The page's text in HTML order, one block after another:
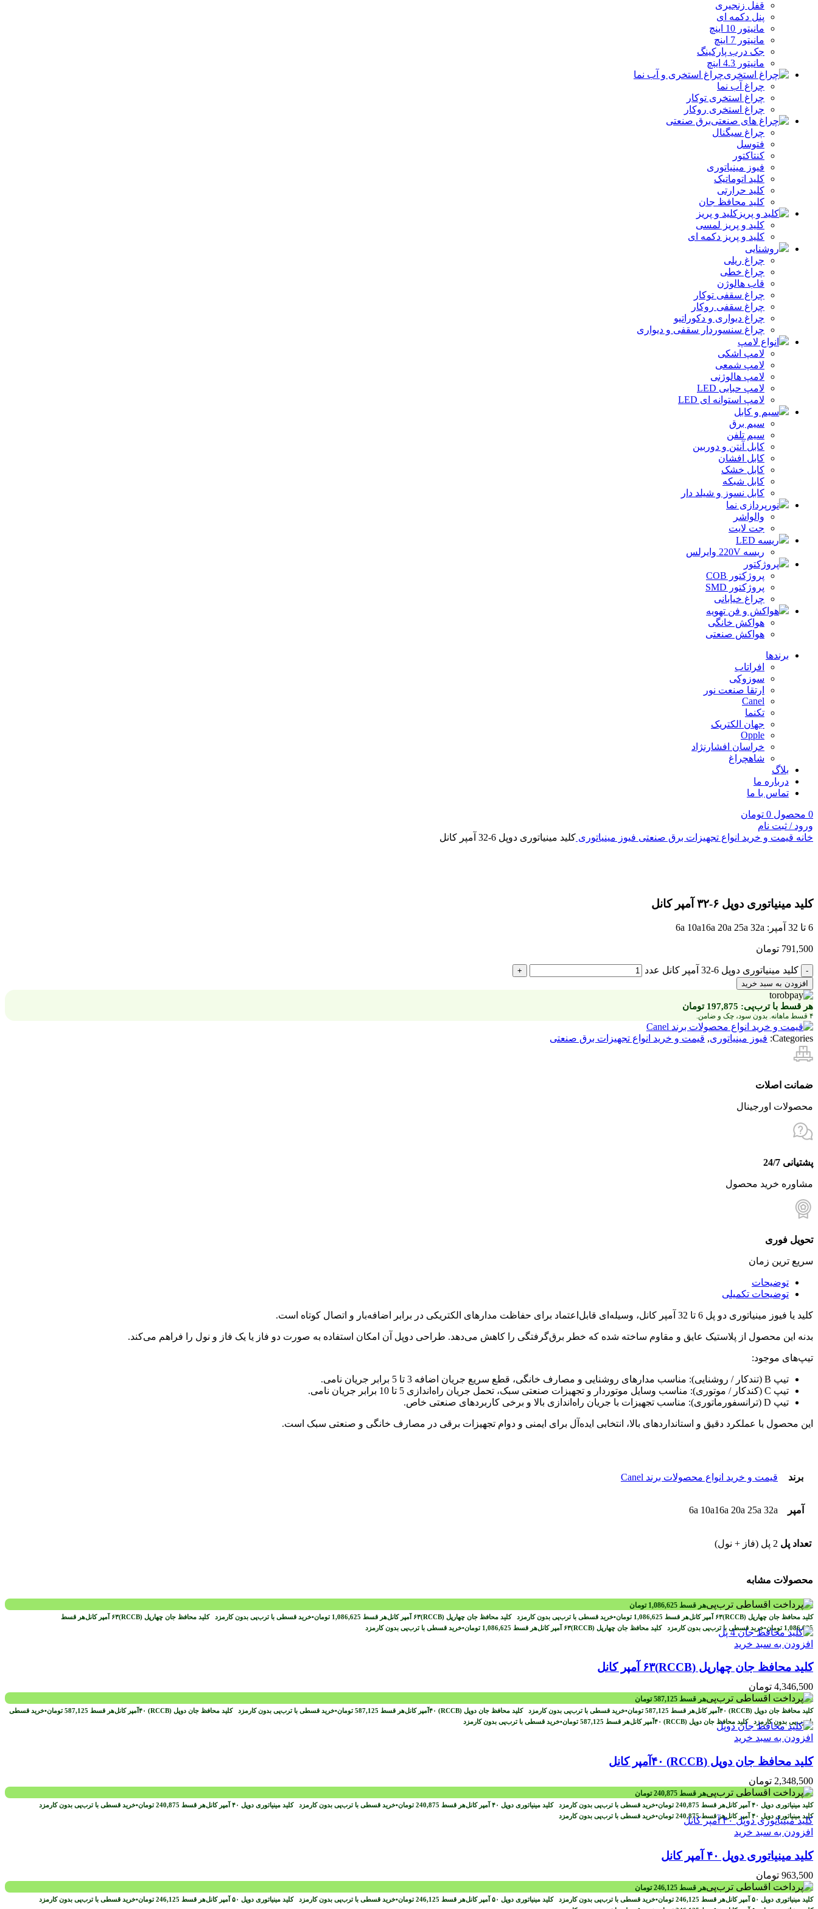
قفل زنجیری
پنل دکمه‌ ای
مانیتور 10 اینچ
مانیتور 7 اینچ
جک درب پارکینگ
مانیتور 4.3 اینچ
چراغ استخری و آب نما
چراغ آب نما
چراغ استخری توکار
چراغ استخری روکار
برق صنعتی
چراغ سیگنال
فتوسل
کنتاکتور
فیوز مینیاتوری
کلید اتوماتیک
کلید حرارتی
کلید محافظ جان
کلید و پریز
کلید و پریز لمسی
کلید و پریز دکمه‌ ای
روشنایی
چراغ ریلی
چراغ خطی
قاب هالوژن
چراغ سقفی توکار
چراغ سقفی روکار
چراغ دیواری و دکوراتیو
چراغ سنسوردار سقفی و دیواری
انواع لامپ
لامپ اشکی
لامپ شمعی
لامپ هالوژنی
لامپ حبابی LED
لامپ استوانه ای LED
سیم و کابل
سیم برق
سیم تلفن
کابل آنتن و دوربین
کابل افشان
کابل خشک
کابل شبکه
کابل نسوز و شیلد دار
نورپردازی نما
والواشر
جت لایت
ریسه LED
ریسه 220V وایرلس
پروژکتور
پروژکتور COB
پروژکتور SMD
چراغ خیابانی
هواکش و فن تهویه
هواکش خانگی
هواکش صنعتی
برندها
افراتاب
سوزوکی
ارتقا صنعت نور
Canel
تکنما
جهان الکتریک
Opple
خراسان افشارنژاد
شاهچراغ
بلاگ
درباره ما
تماس با ما
0 محصول 0 تومان
ورود / ثبت نام
خانه قیمت و خرید انواع تجهیزات برق صنعتی فیوز مینیاتوری کلید مینیاتوری دوپل 6-32 آمپر کانل
کلید مینیاتوری دوپل ۶-۳۲ آمپر کانل
6 تا 32 آمپر: 6a 10a16a 20a 25a 32a
791,500 تومان
کلید مینیاتوری دوپل 6-32 آمپر کانل عدد
افزودن به سبد خرید
هر قسط با ترب‌پی: 197,875 تومان
۴ قسط ماهانه. بدون سود، چک و ضامن.
Categories: فیوز مینیاتوری, قیمت و خرید انواع تجهیزات برق صنعتی
ضمانت اصلات
محصولات اورجینال
پشتیانی 24/7
مشاوره خرید محصول
تحویل فوری
سریع ترین زمان
توضیحات
توضیحات تکمیلی
کلید یا فیوز مینیاتوری دو پل 6 تا 32 آمپر کانل، وسیله‌ای قابل‌اعتماد برای حفاظت مدارهای الکتریکی در برابر اضافه‌بار و اتصال کوتاه است.
بدنه این محصول از پلاستیک عایق و مقاوم ساخته شده که خطر برق‌گرفتگی را کاهش می‌دهد. طراحی دوپل آن امکان استفاده به صورت دو فاز یا یک فاز و نول را فراهم می‌کند.
تیپ‌های موجود:
تیپ B (تندکار / روشنایی): مناسب مدارهای روشنایی و مصارف خانگی، قطع سریع جریان اضافه 3 تا 5 برابر جریان نامی.
تیپ C (کندکار / موتوری): مناسب وسایل موتوردار و تجهیزات صنعتی سبک، تحمل جریان راه‌اندازی 5 تا 10 برابر جریان نامی.
تیپ D (ترانسفورماتوری): مناسب تجهیزات با جریان راه‌اندازی بالا و برخی کاربردهای صنعتی خاص.
این محصول با عملکرد دقیق و استانداردهای بالا، انتخابی ایده‌آل برای ایمنی و دوام تجهیزات برقی در مصارف خانگی و صنعتی سبک است.
برند قیمت و خرید انواع محصولات برند Canel
آمپر 6a 10a16a 20a 25a 32a
تعداد پل 2 پل (فاز + نول)
محصولات مشابه
هر قسط 1,086,625 تومان
هر قسط 1,086,625 تومان•خرید قسطی با ترب‌پی بدون کارمزد هر قسط 1,086,625 تومان•خرید قسطی با ترب‌پی بدون کارمزد
هر قسط
1,086,625 تومان•خرید قسطی با ترب‌پی بدون کارمزد هر قسط 1,086,625 تومان•خرید قسطی با ترب‌پی بدون کارمزد
افزودن به سبد خرید
کلید محافظ جان چهارپل (RCCB)۶۳ آمپر کانل
4,346,500 تومان
هر قسط 587,125 تومان
هر قسط 587,125 تومان•خرید قسطی با ترب‌پی بدون کارمزد هر قسط 587,125 تومان•خرید قسطی با ترب‌پی بدون کارمزد هر قسط 587,125 تومان•خرید قسطی
با ترب‌پی بدون کارمزد
هر قسط 587,125 تومان•خرید قسطی با ترب‌پی بدون کارمزد
افزودن به سبد خرید
کلید محافظ جان دوپل (RCCB) ۴۰آمپر کانل
2,348,500 تومان
هر قسط 240,875 تومان
هر قسط 240,875 تومان•خرید قسطی با ترب‌پی بدون کارمزد هر قسط 240,875 تومان•خرید قسطی با ترب‌پی بدون کارمزد هر قسط 240,875 تومان•خرید قسطی با ترب‌پی بدون کارمزد
هر قسط240,875 تومان•خرید قسطی با ترب‌پی بدون کارمزد
افزودن به سبد خرید
کلید مینیاتوری دوپل ۴۰ آمپر کانل
963,500 تومان
هر قسط 246,125 تومان
هر قسط 246,125 تومان•خرید قسطی با ترب‌پی بدون کارمزد هر قسط 246,125 تومان•خرید قسطی با ترب‌پی بدون کارمزد هر قسط 246,125 تومان•خرید قسطی با ترب‌پی بدون کارمزد